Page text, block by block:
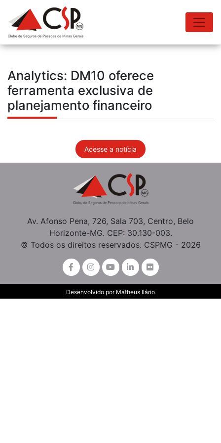
Analytics: DM10 oferece
ferramenta exclusiva de
planejamento financeiro
Acesse a notícia
Av. Afonso Pena, 726, Sala 703, Centro, Belo
Horizonte-MG. CEP: 30.130-003.
© Todos os direitos reservados. CSPMG - 2026
Desenvolvido por Matheus Ilário